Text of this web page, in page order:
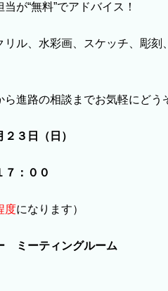
が“無料”でアドバイス！
リル、水彩画、スケッチ、彫
進路の相談までお気軽にどう
３日（日）
：００
度になります）
ミーティングルーム